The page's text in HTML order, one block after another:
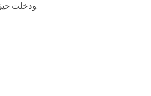
ودخلت حيز التنفيذ من … 2013.